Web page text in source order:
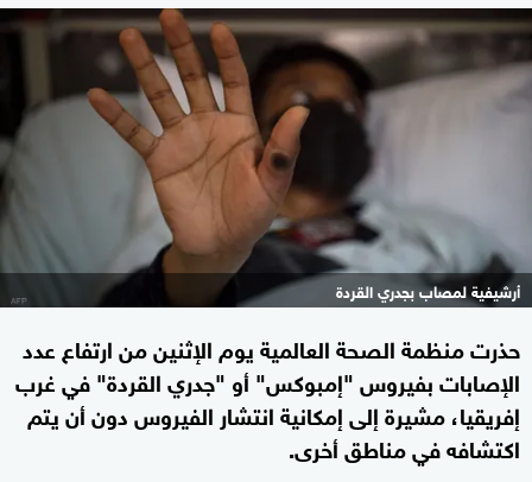
أرشيفية لمصاب بجدري القردة
حذرت منظمة الصحة العالمية يوم الإثنين من ارتفاع عدد
الإصابات بفيروس "إمبوكس" أو "جدري القردة" في غرب
إفريقيا، مشيرة إلى إمكانية انتشار الفيروس دون أن يتم
اكتشافه في مناطق أخرى.